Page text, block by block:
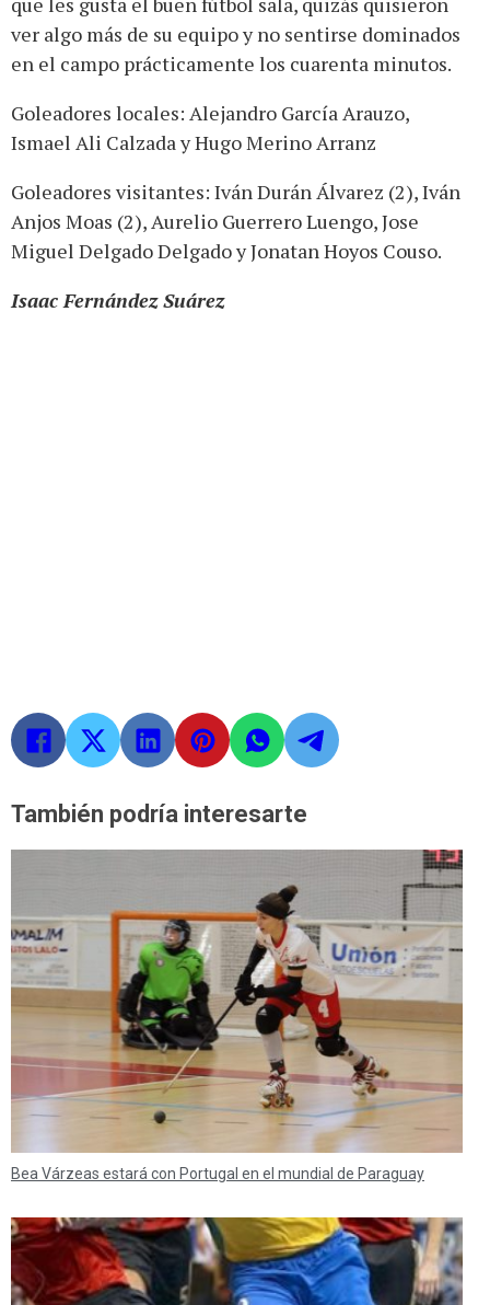
ver algo más de su equipo y no sentirse dominados
en el campo prácticamente los cuarenta minutos.
Goleadores locales: Alejandro García Arauzo,
Ismael Ali Calzada y Hugo Merino Arranz
Goleadores visitantes: Iván Durán Álvarez (2), Iván
Anjos Moas (2), Aurelio Guerrero Luengo, Jose
Miguel Delgado Delgado y Jonatan Hoyos Couso.
Isaac Fernández Suárez
También podría interesarte
Bea Várzeas estará con Portugal en el mundial de Paraguay